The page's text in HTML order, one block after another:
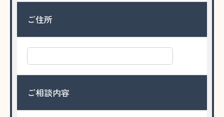
ご住所
ご相談内容